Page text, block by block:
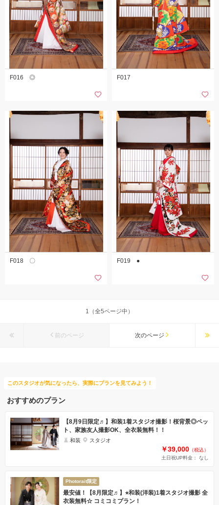
F016 ◎ F017
F018 〇 F019 ●
1（全5ページ中）
前のページ 次のページ
このスタジオが気になったら、実際にプランを見てみよう！
おすすめのプラン
【8月9日限定♬】和装1着スタジオ撮影！桜背景◎ペッ
ト、家族友人撮影OK、全衣装無料！！
和装 スタジオ
￥39,000 （税込）
土日祝UP料金： なし
Photorait限定
最安値！【8月限定♬】⭐︎和装(洋装)1着スタジオ撮影 全
衣装無料☆ コミコミプラン！